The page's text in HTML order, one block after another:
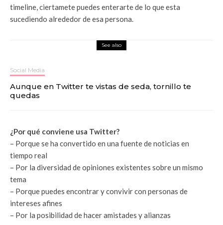
timeline, ciertamete puedes enterarte de lo que esta
sucediendo alrededor de esa persona.
See also
Social Media
Aunque en Twitter te vistas de seda, tornillo te
quedas
¿Por qué conviene usa Twitter?
– Porque se ha convertido en una fuente de noticias en
tiempo real
– Por la diversidad de opiniones existentes sobre un mismo
tema
– Porque puedes encontrar y convivir con personas de
intereses afines
– Por la posibilidad de hacer amistades y alianzas